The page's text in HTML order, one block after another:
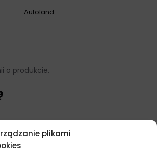
plikami
Autoland
o produkcie.